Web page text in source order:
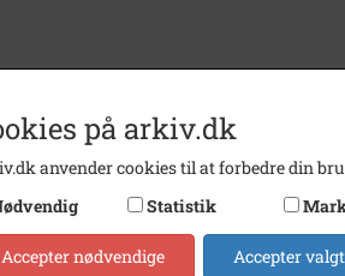
på arkiv.dk
anvender cookies til at forbedre din
Statistik
Accepter nødvendige Accepter